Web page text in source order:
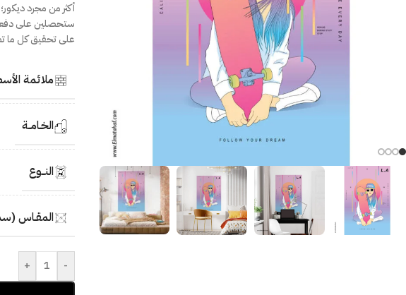
أكثر من مجرد
ستحصلين على دفعة
على تحقيق كل ما
ملائمة
الخـامــة
النــوع
المقـاس
-
+